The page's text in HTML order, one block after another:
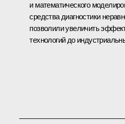
и математического
средства диагностики
позволили увеличить
технологий до